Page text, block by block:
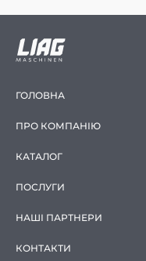
ГОЛОВНА
ПРО КОМПАНІЮ
КАТАЛОГ
ПОСЛУГИ
НАШІ ПАРТНЕРИ
КОНТАКТИ